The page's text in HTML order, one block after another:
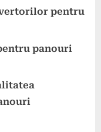
pentru
panouri